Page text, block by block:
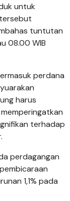
untuk
tuntutan
08.00 WIB
perdana
harus
terhadap
perdagangan
1,1% pada